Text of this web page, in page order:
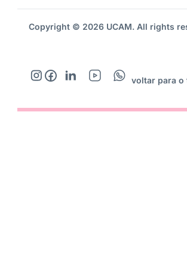
Copyright © 2026 UCAM. All rights
voltar para o